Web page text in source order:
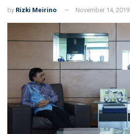
by Rizki Meirino November 14, 2019